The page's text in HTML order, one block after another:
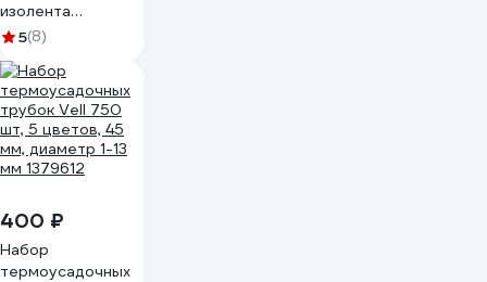
изолента
Terminator Izt
25м, толщина
0,25мм 2000832
5(8)
400 ₽
Набор
термоусадочных